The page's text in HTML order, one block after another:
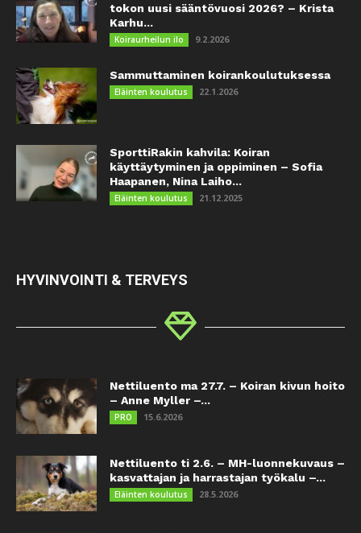
tokon uusi sääntövuosi 2026? – Krista
Karhu...
Koiraurheilun ilo 9.2.2026
Sammuttaminen koirankoulutuksessa
Eläinten koulutus 22.1.2026
SporttiRakin kahvila: Koiran
käyttäytyminen ja oppiminen – Sofia
Haapanen, Nina Laiho...
Eläinten koulutus 21.12.2025
HYVINVOINTI & TERVEYS
Nettiluento ma 27.7. – Koiran kivun hoito
– Anne Myller –...
PRO 15.6.2026
Nettiluento ti 2.6. – MH-luonnekuvaus –
kasvattajan ja harrastajan työkalu –...
Eläinten koulutus 28.5.2026